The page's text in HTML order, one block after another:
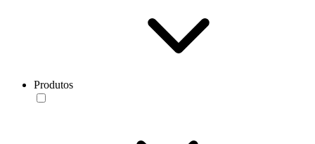
Produtos